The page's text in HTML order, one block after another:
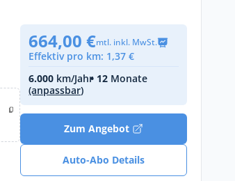
664,00 €mtl. inkl. MwSt.
Effektiv pro km: 1,37 €
6.000 km/Jahr• 12 Monate
(anpassbar)
Zum Angebot
Auto-Abo Details